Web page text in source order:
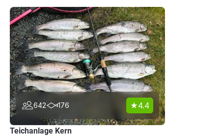
642 176 4.4
Teichanlage Kern